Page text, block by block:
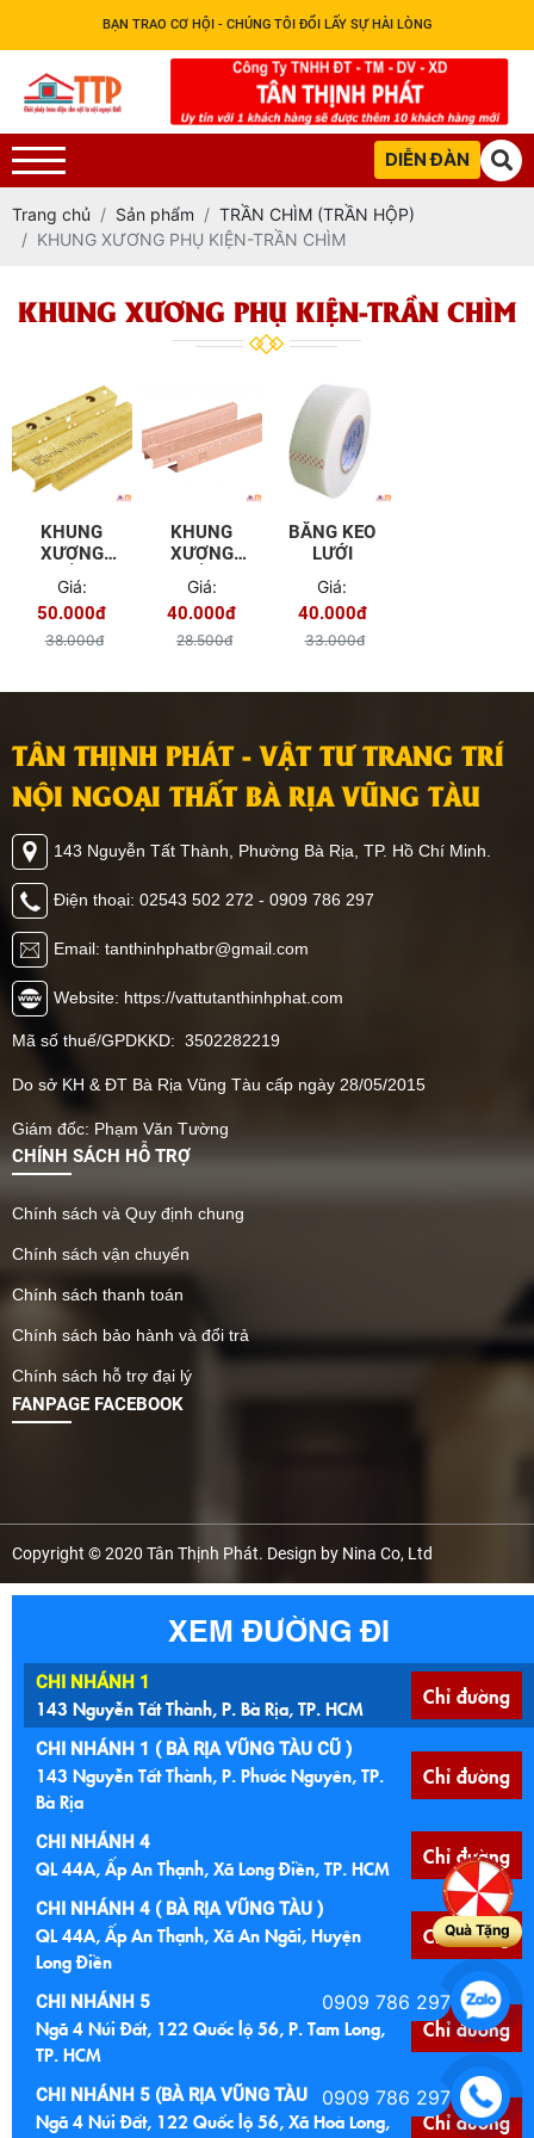
BẠN TRAO CƠ HỘI - CHÚNG TÔI ĐỔI LẤY SỰ HÀI LÒNG
DIỄN ĐÀN
Trang chủ Sản phẩm
TRẦN CHÌM (TRẦN HỘP)
KHUNG XƯƠNG PHỤ KIỆN-TRẦN CHÌM
KHUNG XƯƠNG PHỤ KIỆN-TRẦN CHÌM
KHUNG
XƯƠNG
TRẦN
CHÌM VĨNH
TƯỜNG
Giá:
50.000đ
38.000đ
KHUNG
XƯƠNG
TRẦN
CHÌM
PROMETAL
Giá:
40.000đ
28.500đ
BĂNG KEO
LƯỚI
Giá:
40.000đ
33.000đ
TÂN THỊNH PHÁT - VẬT TƯ TRANG TRÍ
NỘI NGOẠI THẤT BÀ RỊA VŨNG TÀU
143 Nguyễn Tất Thành, Phường Bà Rịa, TP. Hồ Chí Minh.
Điện thoại: 02543 502 272 - 0909 786 297
Email: tanthinhphatbr@gmail.com
Website: https://vattutanthinhphat.com
Mã số thuế/GPDKKD: 3502282219
Do sở KH & ĐT Bà Rịa Vũng Tàu cấp ngày 28/05/2015
Giám đốc: Phạm Văn Tường
CHÍNH SÁCH HỖ TRỢ
Chính sách và Quy định chung
Chính sách vận chuyển
Chính sách thanh toán
Chính sách bảo hành và đổi trả
Chính sách hỗ trợ đại lý
FANPAGE FACEBOOK
Copyright © 2020 Tân Thịnh Phát. Design by Nina Co, Ltd
XEM ĐƯỜNG ĐI
CHI NHÁNH 1
143 Nguyễn Tất Thành, P. Bà Rịa, TP. HCM Chỉ đường
CHI NHÁNH 1 ( BÀ RỊA VŨNG TÀU CŨ )
143 Nguyễn Tất Thành, P. Phước Nguyên, TP.
Bà Rịa
Chỉ đường
CHI NHÁNH 4
QL 44A, Ấp An Thạnh, Xã Long Điền, TP. HCM Chỉ đường
CHI NHÁNH 4 ( BÀ RỊA VŨNG TÀU )
QL 44A, Ấp An Thạnh, Xã An Ngãi, Huyện
Long Điền
Chỉ đường
CHI NHÁNH 5
Ngã 4 Núi Đất, 122 Quốc lộ 56, P. Tam Long,
TP. HCM
Chỉ đường
CHI NHÁNH 5 (BÀ RỊA VŨNG TÀU CŨ )
Ngã 4 Núi Đất, 122 Quốc lộ 56, Xã Hoà Long,
Chỉ đường
Quà Tặng
0909 786 297
0909 786 297